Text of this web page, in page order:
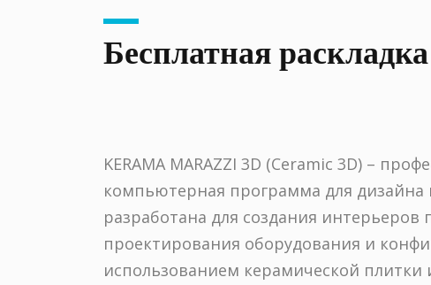
Бесплатная
KERAMA MARAZZI 3D (Ceramic 3D) –
компьютерная программа для дизайна
разработана для создания
проектирования оборудования и
использованием керамической плитки